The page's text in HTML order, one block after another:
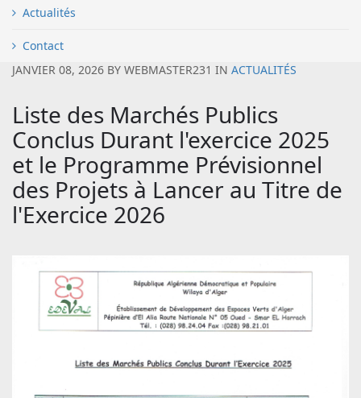
Actualités
Contact
JANVIER 08, 2026 BY WEBMASTER231 IN ACTUALITÉS
Liste des Marchés Publics
Conclus Durant l'exercice 2025
et le Programme Prévisionnel
des Projets à Lancer au Titre de
l'Exercice 2026